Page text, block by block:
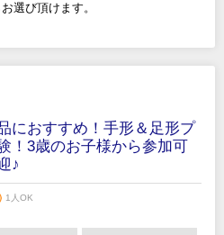
選び頂けます。
におすすめ！手形＆足形プ
！3歳のお子様から参加可
♪
1人OK